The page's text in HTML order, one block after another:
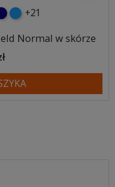
niebieski
+21
Normal w skórze